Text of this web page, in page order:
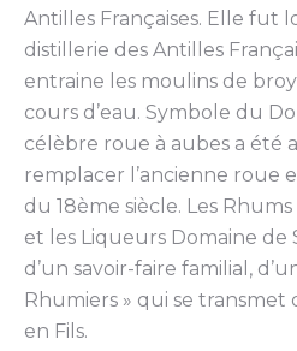
Antilles Françaises. Elle fut
distillerie des Antilles
entraine les moulins de
cours d’eau. Symbole du
célèbre roue à aubes a été
remplacer l’ancienne roue
du 18ème siècle. Les
et les Liqueurs Domaine de
d’un savoir-faire familial,
Rhumiers » qui se transmet
en Fils.